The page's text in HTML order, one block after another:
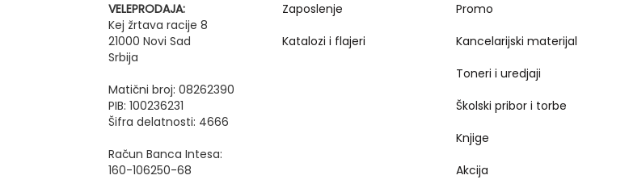
VELEPRODAJA:
Kej žrtava racije 8
21000 Novi Sad
Srbija
Matični broj: 08262390
PIB: 100236231
Šifra delatnosti: 4666
Račun Banca Intesa:
160-106250-68
Zaposlenje
Katalozi i flajeri
Promo
Kancelarijski materijal
Toneri i uredjaji
Školski pribor i torbe
Knjige
Akcija